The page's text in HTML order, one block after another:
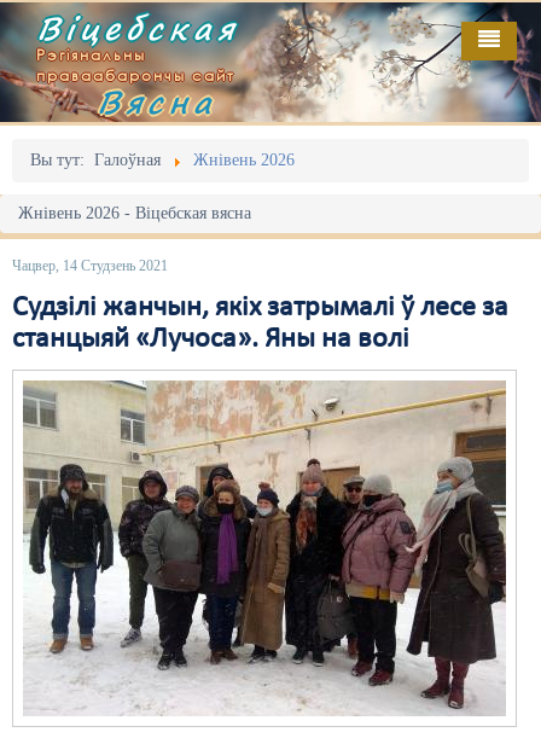
Віцебская
Рэгіянальны
праваабарончы сайт
Вясна
Вы тут: Галоўная Жнівень 2026
Жнівень 2026 - Віцебская вясна
Чацвер, 14 Студзень 2021
Судзілі жанчын, якіх затрымалі ў лесе за
станцыяй «Лучоса». Яны на волі
Галоўная
Адміністрацыйны перасьлед
Акцыі
Выбары
Грамадзянскія ініцыятывы
Дзяржава
Дыскрымінацыя
Затрыманьні
Карная псыхіятрыя
КПЧ ААН
Культурныя правы
ЛПП
Выданьні
Відэа
Пра нас
RSS